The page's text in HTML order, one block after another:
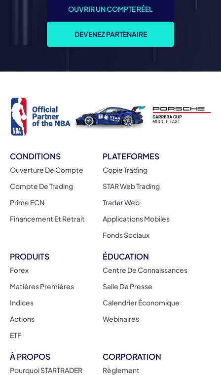
OUVRIR UN COMPTE RÉEL
DEVENEZ PARTENAIRE
CONDITIONS
Ouverture De Compte
Compte De Trading
Prime ECN
Financement Et Retrait
PLATEFORMES
Copie Trading
STAR Web Trading
Trader Web
Applications Mobiles
Fonds Sociaux
PRODUITS
Forex
Matières Premières
Indices
Actions
ETF
ÉDUCATION
Centre De Connaissances
Salle De Presse
Calendrier Économique
Webinaires
À PROPOS
Pourquoi STARTRADER
CORPORATION
Règlement